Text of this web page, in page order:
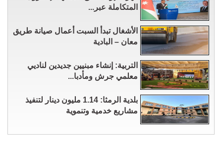
المتكاملة عبر...
الأشغال تبدأ السبت أعمال صيانة طريق
معان – البادية
التربية: إنشاء مبنيين جديدين لناديي
معلمي جرش ومأدبا...
بلدية الرمثا: 1.14 مليون دينار لتنفيذ
مشاريع خدمية وتنموية